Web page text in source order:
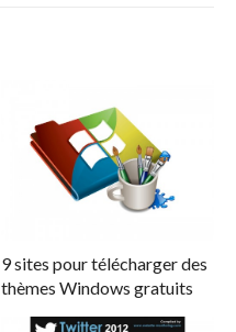
9 sites pour télécharger des
thèmes Windows gratuits